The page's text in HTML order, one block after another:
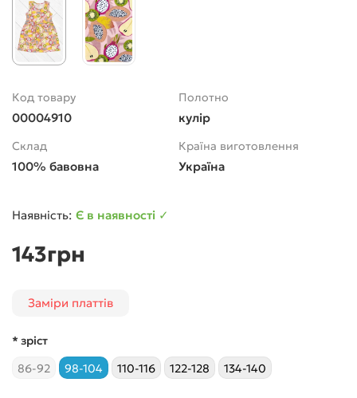
Код товару
00004910
Полотно
кулір
Склад
100% бавовна
Країна виготовлення
Україна
Є в наявності ✓
143грн
Заміри платтів
* зріст
86-92
98-104 110-116 122-128 134-140